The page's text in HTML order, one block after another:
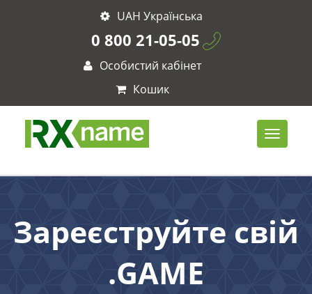
UAH Українська
0 800 21-05-05
Особистий кабінет
Кошик
Зареєструйте свій
.GAME